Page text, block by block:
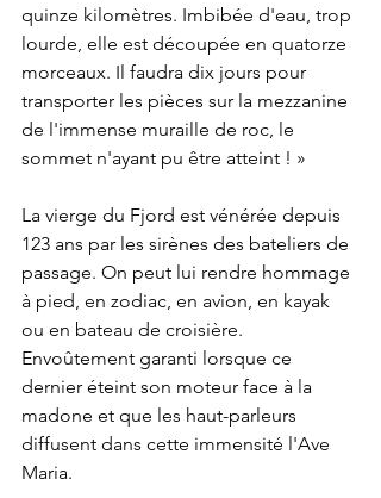
quinze kilomètres. Imbibée d'eau, trop
lourde, elle est découpée en quatorze
morceaux. Il faudra dix jours pour
transporter les pièces sur la mezzanine
de l'immense muraille de roc, le
sommet n'ayant pu être atteint ! »
La vierge du Fjord est vénérée depuis
123 ans par les sirènes des bateliers de
passage. On peut lui rendre hommage
à pied, en zodiac, en avion, en kayak
ou en bateau de croisière.
Envoûtement garanti lorsque ce
dernier éteint son moteur face à la
madone et que les haut-parleurs
diffusent dans cette immensité l'Ave
Maria.